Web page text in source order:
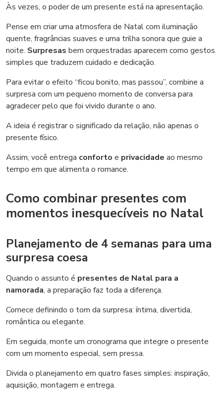
Às vezes, o poder de um presente está na apresentação.
Pense em criar uma atmosfera de Natal com iluminação
quente, fragrâncias suaves e uma trilha sonora que guie a
noite. Surpresas bem orquestradas aparecem como gestos
simples que traduzem cuidado e dedicação.
Para evitar o efeito “ficou bonito, mas passou”, combine a
surpresa com um pequeno momento de conversa para
agradecer pelo que foi vivido durante o ano.
A ideia é registrar o significado da relação, não apenas o
presente físico.
Assim, você entrega conforto e privacidade ao mesmo
tempo em que alimenta o romance.
Como combinar presentes com
momentos inesquecíveis no Natal
Planejamento de 4 semanas para uma
surpresa coesa
Quando o assunto é presentes de Natal para a
namorada, a preparação faz toda a diferença.
Comece definindo o tom da surpresa: íntima, divertida,
romântica ou elegante.
Em seguida, monte um cronograma que integre o presente
com um momento especial, sem pressa.
Divida o planejamento em quatro fases simples: inspiração,
aquisição, montagem e entrega.